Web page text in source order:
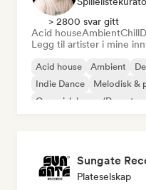
> 2800 svar gitt
Acid houseAmbientChill
Legg til artister i mine
Acid house Ambient
Indie Dance
Melodisk &
Organisk house/
Sungate
Plateselskap